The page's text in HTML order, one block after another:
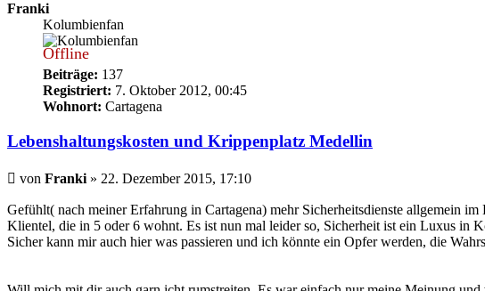
Franki
Kolumbienfan
Offline
Beiträge: 137
Registriert: 7. Oktober 2012, 00:45
Wohnort: Cartagena
Lebenshaltungskosten und Krippenplatz Medellin
Beitrag
von Franki » 22. Dezember 2015, 17:10
Gefühlt( nach meiner Erfahrung in Cartagena) mehr Sicherheitsdienste allgemein
Klientel, die in 5 oder 6 wohnt. Es ist nun mal leider so, Sicherheit ist ein Luxus in
Sicher kann mir auch hier was passieren und ich könnte ein Opfer werden, die